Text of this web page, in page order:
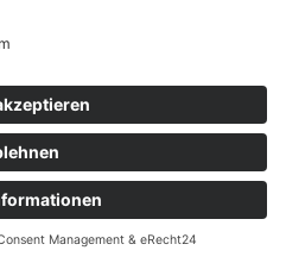
All Rights Reserved. Web-Design by